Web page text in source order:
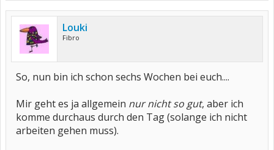
Louki
Fibro
So, nun bin ich schon sechs Wochen bei euch....
Mir geht es ja allgemein nur nicht so gut, aber ich
komme durchaus durch den Tag (solange ich nicht
arbeiten gehen muss).